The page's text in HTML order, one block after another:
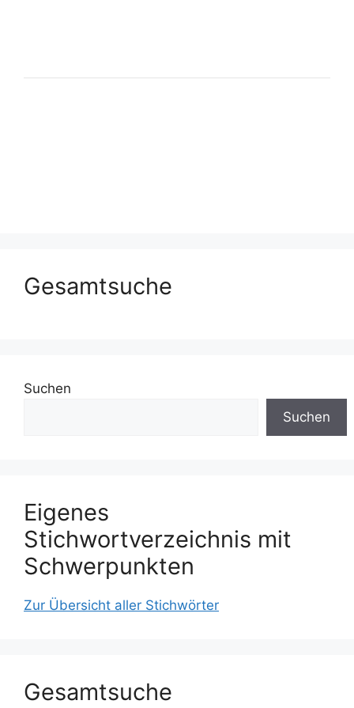
Gesamtsuche
Suchen
Suchen
Eigenes
Stichwortverzeichnis mit
Schwerpunkten
Zur Übersicht aller Stichwörter
Gesamtsuche